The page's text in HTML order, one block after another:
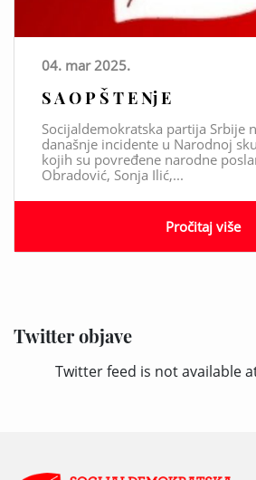
Twitter objave
Twitter feed is not available
04. mar 2025.
S A O P Š T E Nj E
Socijaldemokratska partija Srbije
današnje incidente u Narodnoj
kojih su povređene narodne
Obradović, Sonja Ilić,...
Pročitaj više